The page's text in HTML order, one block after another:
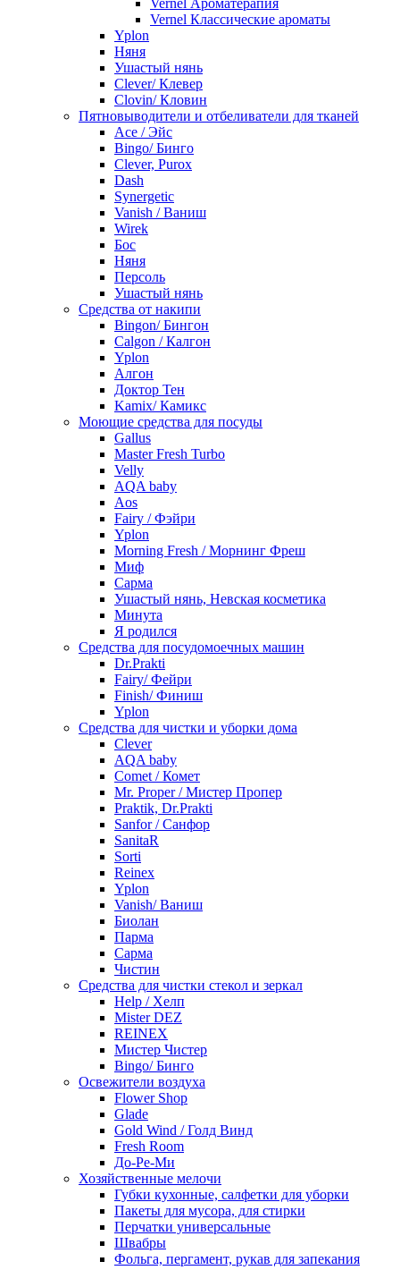
Vernel Ароматерапия
Vernel Классические ароматы
Yplon
Няня
Ушастый нянь
Clever/ Клевер
Clovin/ Кловин
Пятновыводители и отбеливатели для тканей
Ace / Эйс
Bingo/ Бинго
Clever, Purox
Dash
Synergetic
Vanish / Ваниш
Wirek
Бос
Няня
Персоль
Ушастый нянь
Средства от накипи
Bingon/ Бингон
Calgon / Калгон
Yplon
Алгон
Доктор Тен
Kamix/ Камикс
Моющие средства для посуды
Gallus
Master Fresh Turbo
Velly
AQA baby
Aos
Fairy / Фэйри
Yplon
Morning Fresh / Морнинг Фреш
Миф
Сарма
Ушастый нянь, Невская косметика
Минута
Я родился
Средства для посудомоечных машин
Dr.Prakti
Fairy/ Фейри
Finish/ Финиш
Yplon
Средства для чистки и уборки дома
Clever
AQA baby
Comet / Комет
Mr. Proper / Мистер Пропер
Praktik, Dr.Prakti
Sanfor / Санфор
SanitaR
Sorti
Reinex
Yplon
Vanish/ Ваниш
Биолан
Парма
Сарма
Чистин
Средства для чистки стекол и зеркал
Help / Хелп
Mister DEZ
REINEX
Мистер Чистер
Bingo/ Бинго
Освежители воздуха
Flower Shop
Glade
Gold Wind / Голд Винд
Fresh Room
До-Ре-Ми
Хозяйственные мелочи
Губки кухонные, салфетки для уборки
Пакеты для мусора, для стирки
Перчатки универсальные
Швабры
Фольга, пергамент, рукав для запекания